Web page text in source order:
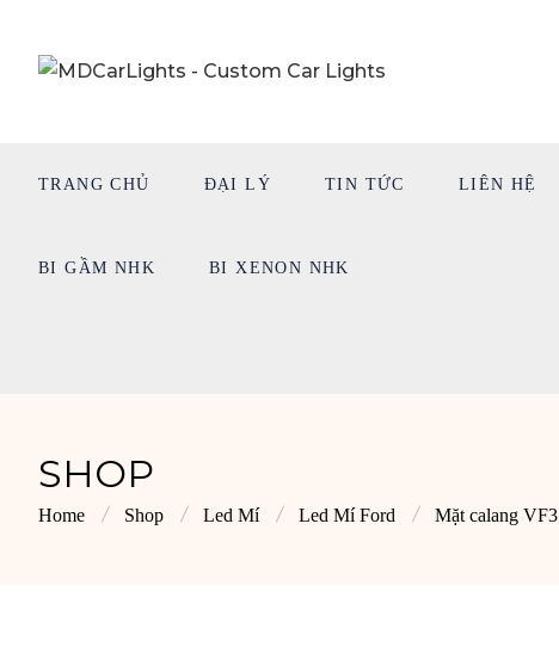
TRANG CHỦ ĐẠI LÝ TIN TỨC LIÊN HỆ
BI GẦM NHK BI XENON NHK
SHOP
Home Shop Led Mí Led Mí Ford Mặt calang VF3